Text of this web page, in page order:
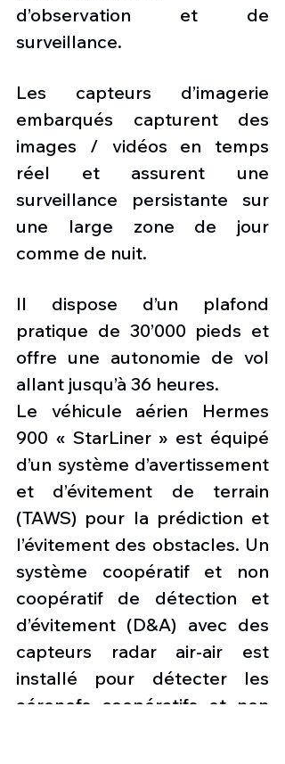
d’observation et de
surveillance.
Les capteurs d’imagerie
embarqués capturent des
images / vidéos en temps
réel et assurent une
surveillance persistante sur
une large zone de jour
comme de nuit.
Il dispose d’un plafond
pratique de 30’000 pieds et
offre une autonomie de vol
allant jusqu’à 36 heures.
Le véhicule aérien Hermes
900 « StarLiner » est équipé
d’un système d’avertissement
et d’évitement de terrain
(TAWS) pour la prédiction et
l’évitement des obstacles. Un
système coopératif et non
coopératif de détection et
d’évitement (D&A) avec des
capteurs radar air-air est
installé pour détecter les
aéronefs coopératifs et non